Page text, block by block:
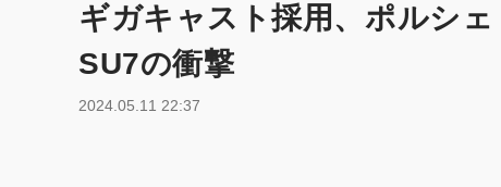
ギガキャスト採用、ポルシ
SU7の衝撃
2024.05.11 22:37